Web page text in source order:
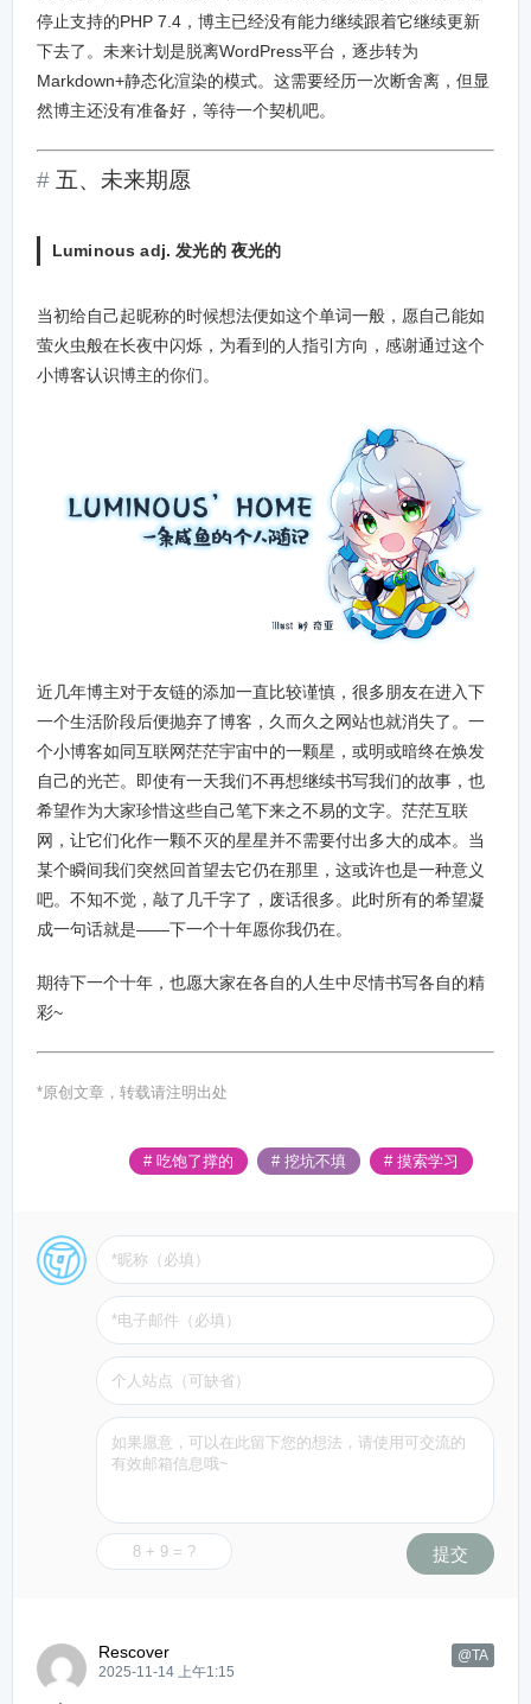
停止支持的PHP 7.4，博主已经没有能力继续跟着它继续更新
下去了。未来计划是脱离WordPress平台，逐步转为
Markdown+静态化渲染的模式。这需要经历一次断舍离，但显
然博主还没有准备好，等待一个契机吧。
五、未来期愿
Luminousadj. 发光的 夜光的
当初给自己起昵称的时候想法便如这个单词一般，愿自己能如
萤火虫般在长夜中闪烁，为看到的人指引方向，感谢通过这个
小博客认识博主的你们。
近几年博主对于友链的添加一直比较谨慎，很多朋友在进入下
一个生活阶段后便抛弃了博客，久而久之网站也就消失了。一
个小博客如同互联网茫茫宇宙中的一颗星，或明或暗终在焕发
自己的光芒。即使有一天我们不再想继续书写我们的故事，也
希望作为大家珍惜这些自己笔下来之不易的文字。茫茫互联
网，让它们化作一颗不灭的星星并不需要付出多大的成本。当
某个瞬间我们突然回首望去它仍在那里，这或许也是一种意义
吧。不知不觉，敲了几千字了，废话很多。此时所有的希望凝
成一句话就是——下一个十年愿你我仍在。
期待下一个十年，也愿大家在各自的人生中尽情书写各自的精
彩~
*原创文章，转载请注明出处
# 吃饱了撑的 # 挖坑不填 # 摸索学习
提交
Rescover
@TA
2025-11-14 上午1:15